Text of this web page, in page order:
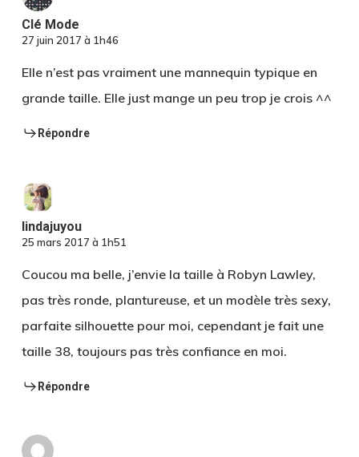
Clé Mode
27 juin 2017 à 1h46
Elle n’est pas vraiment une mannequin typique en
grande taille. Elle just mange un peu trop je crois ^^
Répondre
lindajuyou
25 mars 2017 à 1h51
Coucou ma belle, j’envie la taille à Robyn Lawley,
pas très ronde, plantureuse, et un modèle très sexy,
parfaite silhouette pour moi, cependant je fait une
taille 38, toujours pas très confiance en moi.
Répondre